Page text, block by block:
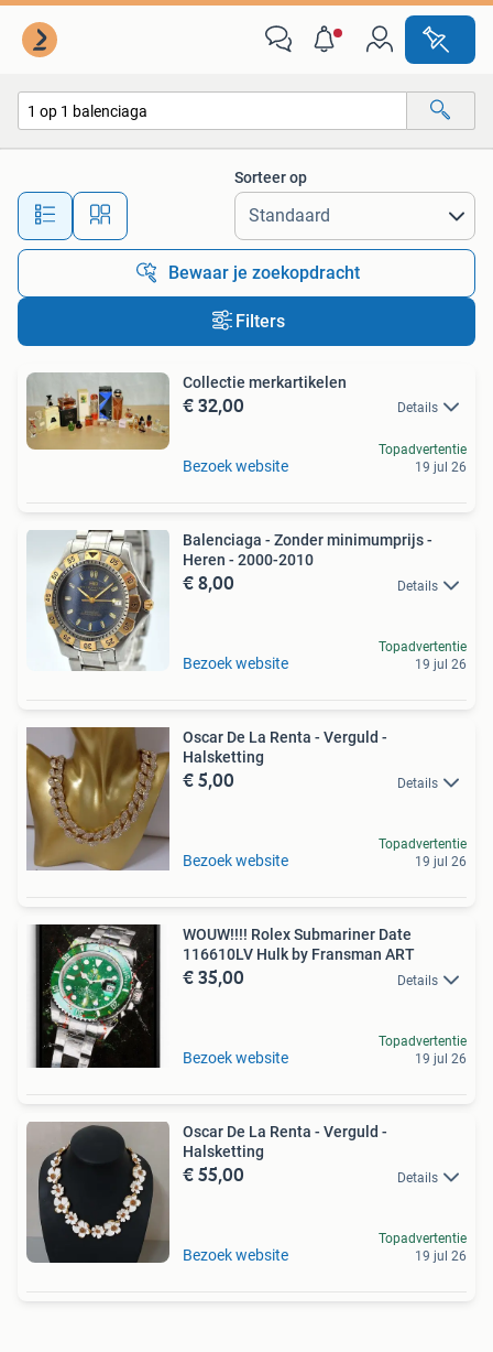
Alle afstanden…
Sorteer op
Bewaar je zoekopdracht
Filters
Collectie merkartikelen
€ 32,00 Details
Bezoek website
Topadvertentie
19 jul 26
Balenciaga - Zonder minimumprijs -
Heren - 2000-2010
€ 8,00 Details
Bezoek website
Topadvertentie
19 jul 26
Oscar De La Renta - Verguld -
Halsketting
€ 5,00 Details
Bezoek website
Topadvertentie
19 jul 26
WOUW!!!! Rolex Submariner Date
116610LV Hulk by Fransman ART
€ 35,00 Details
Bezoek website
Topadvertentie
19 jul 26
Oscar De La Renta - Verguld -
Halsketting
€ 55,00 Details
Bezoek website
Topadvertentie
19 jul 26